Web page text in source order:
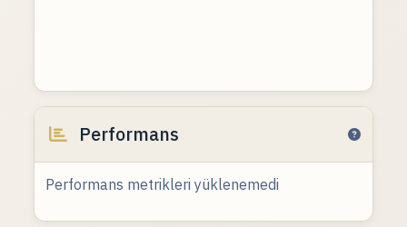
Performans
Performans metrikleri yüklenemedi